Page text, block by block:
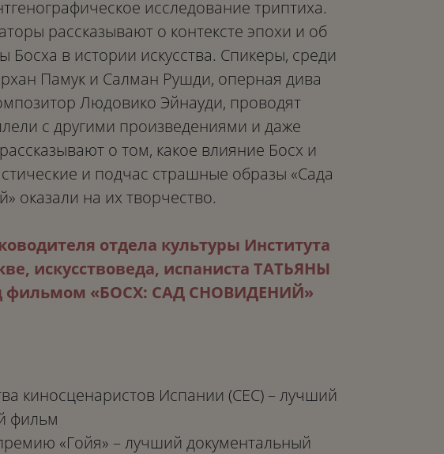
исследование триптиха.
рассказывают о контексте эпохи и об
Босха в истории искусства. Спикеры, среди
Памук и Салман Рушди, оперная дива
Людовико Эйнауди, проводят
с другими произведениями и даже
о том, какое влияние Босх и
и подчас страшные образы «Сада
оказали на их творчество.
отдела культуры Института
искусствоведа, испаниста ТАТЬЯНЫ
фильмом «БОСХ: САД СНОВИДЕНИЙ»
киносценаристов Испании (CEC) – лучший
фильм
«Гойя» – лучший документальный